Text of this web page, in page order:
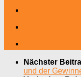
Nächster
und der